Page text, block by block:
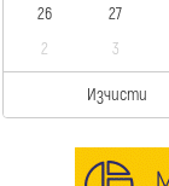
26
27
2
3
Изчисти